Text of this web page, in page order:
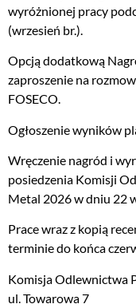
wyróżnionej pracy
(wrzesień br.).
Opcją dodatkową
zaproszenie na
FOSECO.
Ogłoszenie wyników
Wręczenie nagród i
posiedzenia Komisji
Metal 2026 w dniu 22
Prace wraz z kopią
terminie do końca
Komisja Odlewnictwa
ul. Towarowa 7